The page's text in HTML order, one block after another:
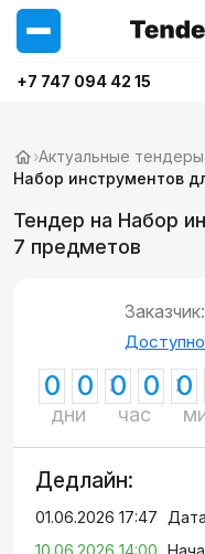
+7 747 094 42 15
›Актуальные тендеры
Набор инструментов
Тендер на Набор
7 предметов
Заказчик:
0 0
дни
0 0
час
0
Дедлайн:
01.06.2026 17:47
10.06.2026 14:00